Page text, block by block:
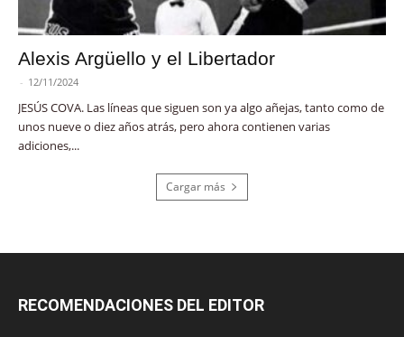
Alexis Argüello y el Libertador
- 12/11/2024
JESÚS COVA. Las líneas que siguen son ya algo añejas, tanto como de
unos nueve o diez años atrás, pero ahora contienen varias
adiciones,...
Cargar más
RECOMENDACIONES DEL EDITOR